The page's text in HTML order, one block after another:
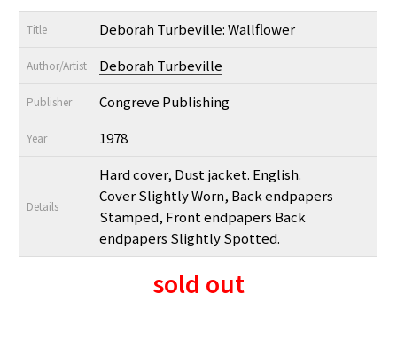
Title Deborah Turbeville: Wallflower
Author/Artist Deborah Turbeville
Publisher Congreve Publishing
Year 1978
Details
Hard cover, Dust jacket. English.
Cover Slightly Worn, Back endpapers
Stamped, Front endpapers Back
endpapers Slightly Spotted.
sold out